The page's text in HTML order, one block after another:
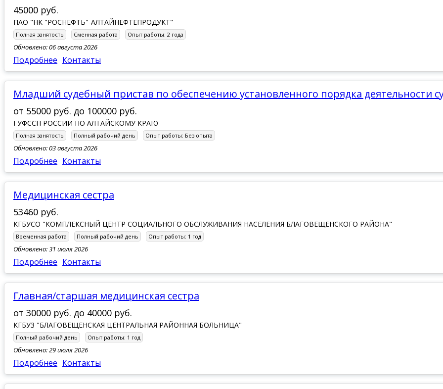
45000 руб.
ПАО "НК "РОСНЕФТЬ"-АЛТАЙНЕФТЕПРОДУКТ"
Полная занятость Сменная работа Опыт работы: 2 года
Обновлено: 06 августа 2026
Подробнее Контакты
младший судебный пристав по обеспечению установленного порядка деятельности
от 55000 руб. до 100000 руб.
ГУФССП РОССИИ ПО АЛТАЙСКОМУ КРАЮ
Полная занятость Полный рабочий день Опыт работы: Без опыта
Обновлено: 03 августа 2026
Подробнее Контакты
Медицинская сестра
53460 руб.
КГБУСО "КОМПЛЕКСНЫЙ ЦЕНТР СОЦИАЛЬНОГО ОБСЛУЖИВАНИЯ НАСЕЛЕНИЯ БЛАГОВЕЩЕНСКОГО РАЙОНА"
Временная работа Полный рабочий день Опыт работы: 1 год
Обновлено: 31 июля 2026
Подробнее Контакты
Главная/старшая медицинская сестра
от 30000 руб. до 40000 руб.
КГБУЗ "БЛАГОВЕЩЕНСКАЯ ЦЕНТРАЛЬНАЯ РАЙОННАЯ БОЛЬНИЦА"
Полный рабочий день Опыт работы: 1 год
Обновлено: 29 июля 2026
Подробнее Контакты